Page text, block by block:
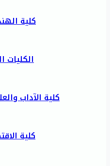
كلية
الكليات
كلية الآداب
كلية